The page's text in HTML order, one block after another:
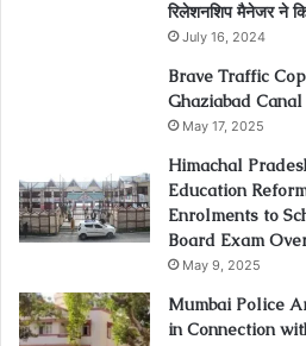
रिलेशनशिप मैनेजर ने
July 16, 2024
Brave Traffic
Ghaziabad
May 17, 2025
Himachal
Education
Enrolments to
Board Exam
May 9, 2025
Mumbai Police
in Connection